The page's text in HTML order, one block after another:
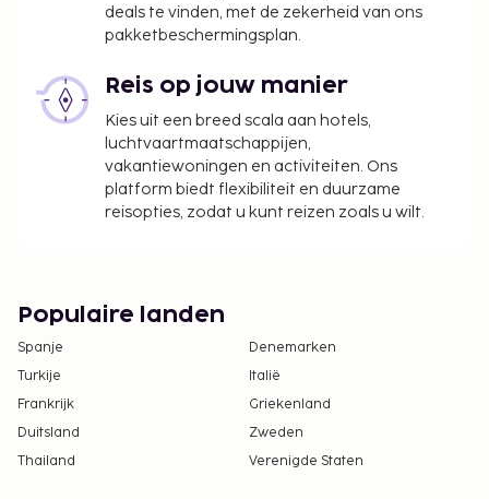
persoon
Toeslag voor parkeren in de buurt: CHF 35 per
Toeslag voor huisdieren: CHF 20 per huisdier,
per nacht
Vroeg inchecken is tegen een toeslag mogelijk
(onder voorbehoud van beschikbaarheid)
Laat uitchecken is tegen een toeslag mogelijk
(onder voorbehoud van beschikbaarheid)
wijzigen.
Je kunt na overleg met de accommodatie
huisdieren meenemen (hiervoor gelden
toeslagen, die je kunt nalezen in de sectie
'Kosten'). De contactgegevens van de
accommodatie vind je in de
deals te vinden, met de zekerheid van ons
pakketbeschermingsplan.
Reis op jouw manier
Kies uit een breed scala aan hotels,
luchtvaartmaatschappijen,
vakantiewoningen en activiteiten. Ons
platform biedt flexibiliteit en duurzame
reisopties, zodat u kunt reizen zoals u wilt.
Populaire landen
Spanje
Denemarken
Turkije
Italië
Frankrijk
Griekenland
Duitsland
Zweden
Thailand
Verenigde Staten